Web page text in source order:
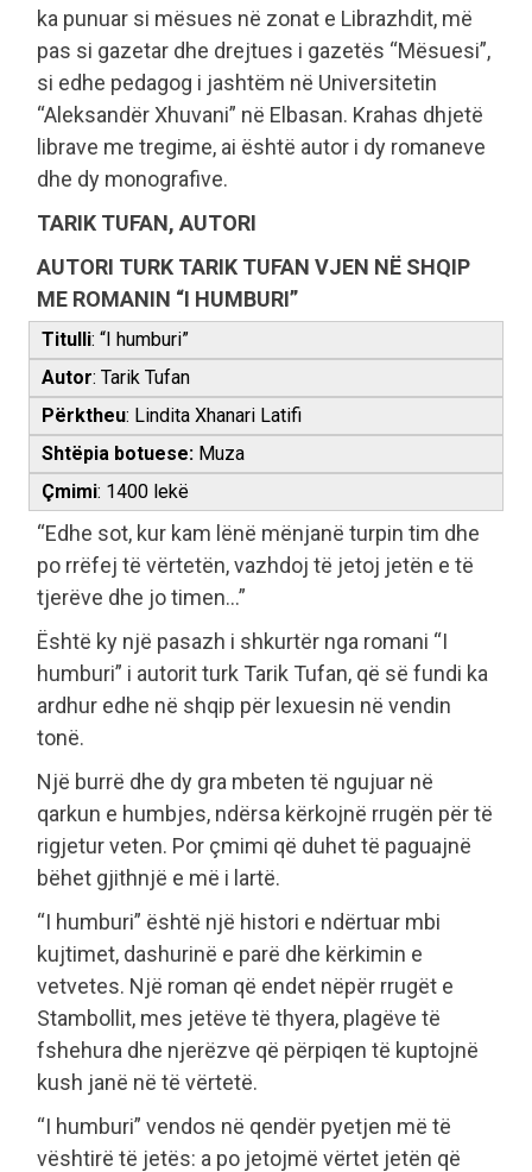
ka punuar si mësues në zonat e Librazhdit, më
pas si gazetar dhe drejtues i gazetës “Mësuesi”,
si edhe pedagog i jashtëm në Universitetin
“Aleksandër Xhuvani” në Elbasan. Krahas dhjetë
librave me tregime, ai është autor i dy romaneve
dhe dy monografive.
TARIK TUFAN, AUTORI
AUTORI TURK TARIK TUFAN VJEN NË SHQIP
ME ROMANIN “I HUMBURI”
Titulli: “I humburi”
Autor: Tarik Tufan
Përktheu: Lindita Xhanari Latifi
Shtëpia botuese: Muza
Çmimi: 1400 lekë
“Edhe sot, kur kam lënë mënjanë turpin tim dhe
po rrëfej të vërtetën, vazhdoj të jetoj jetën e të
tjerëve dhe jo timen…”
Është ky një pasazh i shkurtër nga romani “I
humburi” i autorit turk Tarik Tufan, që së fundi ka
ardhur edhe në shqip për lexuesin në vendin
tonë.
Një burrë dhe dy gra mbeten të ngujuar në
qarkun e humbjes, ndërsa kërkojnë rrugën për të
rigjetur veten. Por çmimi që duhet të paguajnë
bëhet gjithnjë e më i lartë.
“I humburi” është një histori e ndërtuar mbi
kujtimet, dashurinë e parë dhe kërkimin e
vetvetes. Një roman që endet nëpër rrugët e
Stambollit, mes jetëve të thyera, plagëve të
fshehura dhe njerëzve që përpiqen të kuptojnë
kush janë në të vërtetë.
“I humburi” vendos në qendër pyetjen më të
vështirë të jetës: a po jetojmë vërtet jetën që